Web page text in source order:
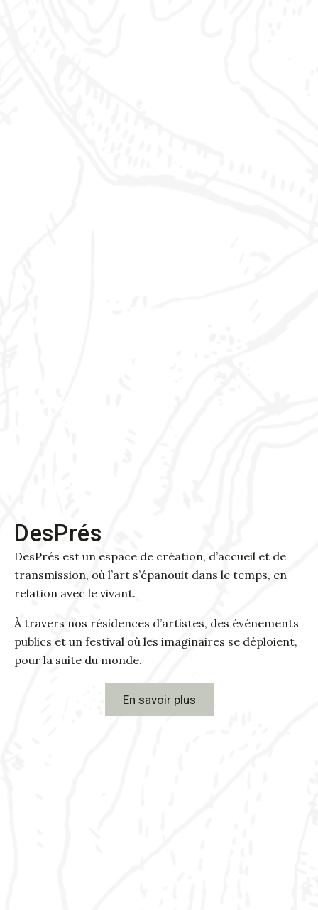
DesPrés
DesPrés est un espace de création, d’accueil et de
transmission, où l’art s’épanouit dans le temps, en
relation avec le vivant.
À travers nos résidences d’artistes, des événements
publics et un festival où les imaginaires se déploient,
pour la suite du monde.
En savoir plus